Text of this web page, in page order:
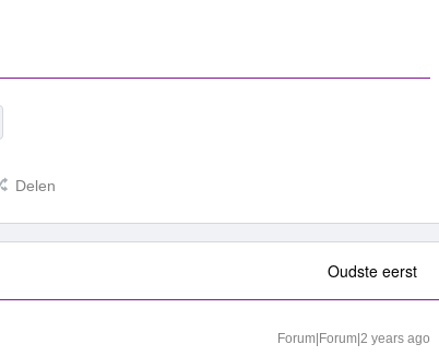
Delen
Oudste eerst
Forum|Forum|2 years ago